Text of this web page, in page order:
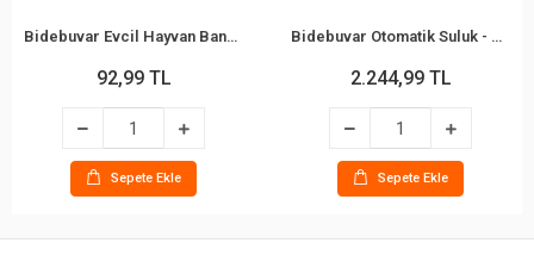
Bidebuvar Evcil Hayvan Bandajı - Pati Desenli - Esnek - Suya Dayanıklı - 7x4 cm
92,99 TL
Sepete Ekle
Bidebuvar Otomatik Suluk - Mama Kabı Hazneli - Evcil Hayvan Su Pınarı
2.244,99 TL
Sepete Ekle